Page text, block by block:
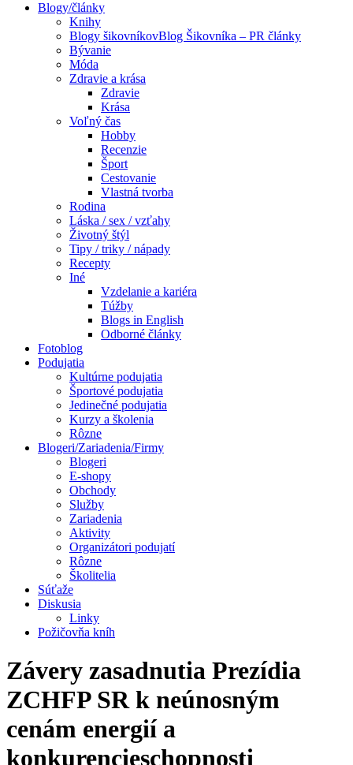
Blogy/články
Knihy
Blogy šikovníkovBlog Šikovníka – PR články
Bývanie
Móda
Zdravie a krása
Zdravie
Krása
Voľný čas
Hobby
Recenzie
Šport
Cestovanie
Vlastná tvorba
Rodina
Láska / sex / vzťahy
Životný štýl
Tipy / triky / nápady
Recepty
Iné
Vzdelanie a kariéra
Túžby
Blogs in English
Odborné články
Fotoblog
Podujatia
Kultúrne podujatia
Športové podujatia
Jedinečné podujatia
Kurzy a školenia
Rôzne
Blogeri/Zariadenia/Firmy
Blogeri
E-shopy
Obchody
Služby
Zariadenia
Aktivity
Organizátori podujatí
Rôzne
Školitelia
Súťaže
Diskusia
Linky
Požičovňa kníh
Závery zasadnutia Prezídia
ZCHFP SR k neúnosným
cenám energií a
konkurencieschopnosti